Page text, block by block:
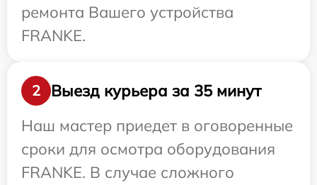
ремонта Вашего устройства
FRANKE.
2
Выезд курьера за 35 минут
Наш мастер приедет в оговоренные
сроки для осмотра оборудования
FRANKE. В случае сложного